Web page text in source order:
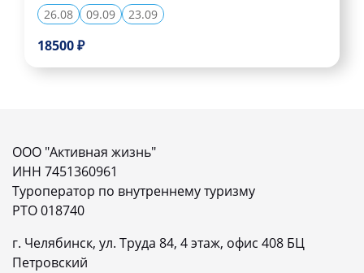
26.08 09.09 23.09
18500 ₽
ООО "Активная жизнь"
ИНН 7451360961
Туроператор по внутреннему туризму
РТО 018740
г. Челябинск, ул. Труда 84, 4 этаж, офис 408 БЦ
Петровский